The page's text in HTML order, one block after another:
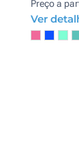
Preço a
Ver